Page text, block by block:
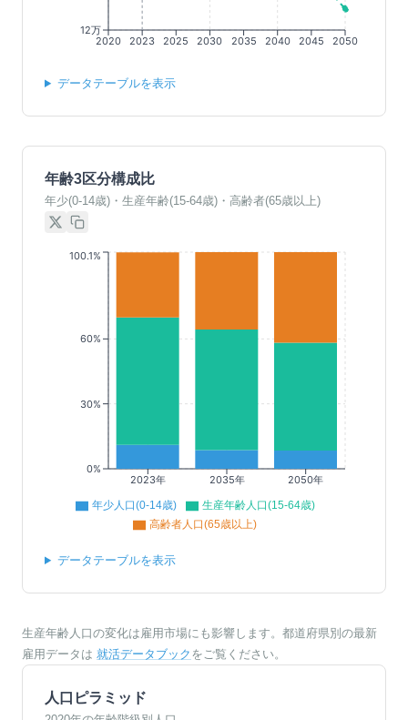
2020 2023 2025 2030 2035 2040 2045 2050
12万
データテーブルを表示
年齢3区分構成比
年少(0-14歳)・生産年齢(15-64歳)・高齢者(65歳以上)
2023年 2035年 2050年
0%
30%
60%
100.1%
年少人口(0-14歳)
生産年齢人口(15-64歳)
高齢者人口(65歳以上)
データテーブルを表示
生産年齢人口の変化は雇用市場にも影響します。都道府県別の最新
雇用データは 就活データブック をご覧ください。
人口ピラミッド